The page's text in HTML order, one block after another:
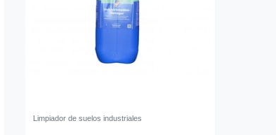
Limpiador de suelos industriales